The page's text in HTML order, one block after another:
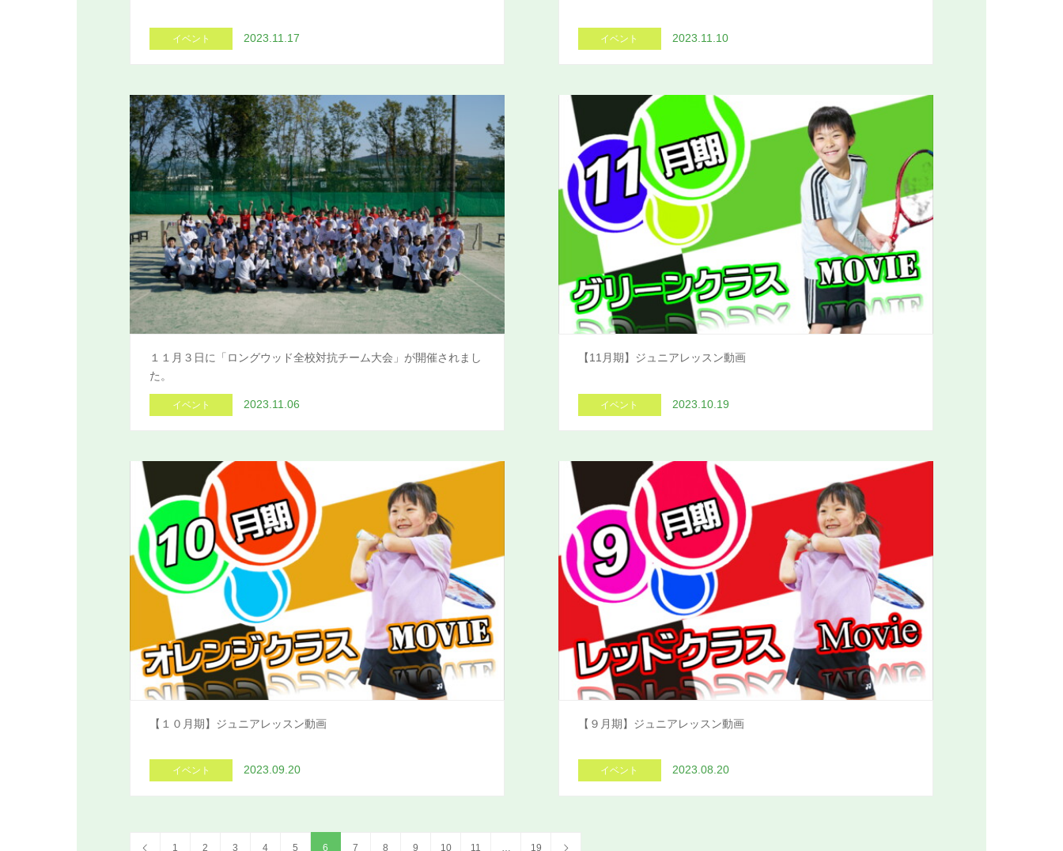
イベント 2023.11.17 イベント 2023.11.10
１１月３日に「ロングウッド全校対抗チーム大会」が開催されまし
た。
イベント 2023.11.06
【11月期】ジュニアレッスン動画
イベント 2023.10.19
【１０月期】ジュニアレッスン動画
イベント 2023.09.20
【９月期】ジュニアレッスン動画
イベント 2023.08.20
1 2 3 4 5 6 7 8 9 10 11 … 19